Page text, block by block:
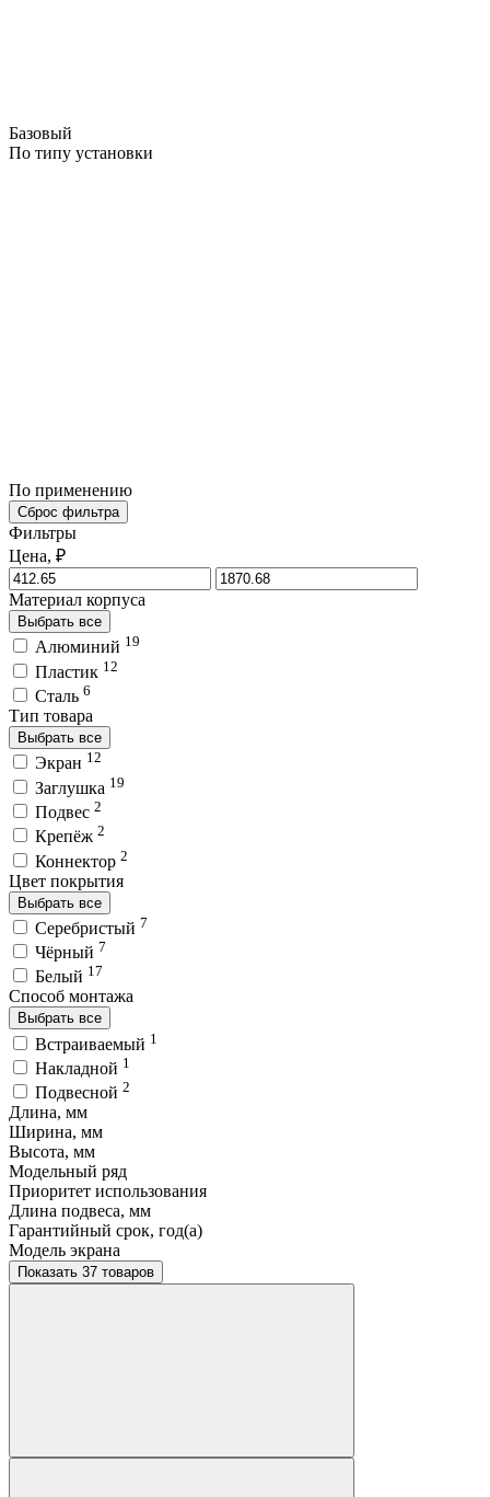
Базовый
По типу установки
По применению
Сброс фильтра
Фильтры
Цена, ₽
Материал корпуса
Выбрать все
Алюминий 19
Пластик 12
Сталь 6
Тип товара
Выбрать все
Экран 12
Заглушка 19
Подвес 2
Крепёж 2
Коннектор 2
Цвет покрытия
Выбрать все
Серебристый 7
Чёрный 7
Белый 17
Способ монтажа
Выбрать все
Встраиваемый 1
Накладной 1
Подвесной 2
Длина, мм
Ширина, мм
Высота, мм
Модельный ряд
Приоритет использования
Длина подвеса, мм
Гарантийный срок, год(а)
Модель экрана
Показать 37 товаров